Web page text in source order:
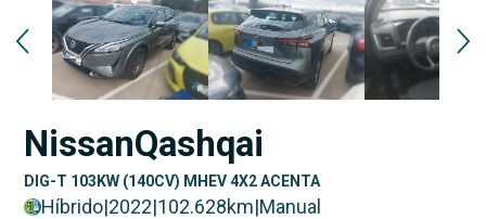
NissanQashqai
DIG-T 103KW (140CV) MHEV 4X2 ACENTA
Híbrido|2022|102.628km|Manual